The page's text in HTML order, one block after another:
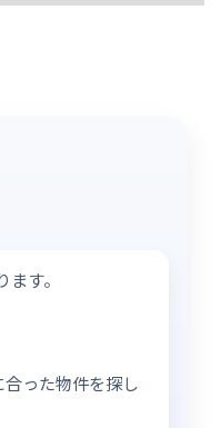
す。
合った物件を探し